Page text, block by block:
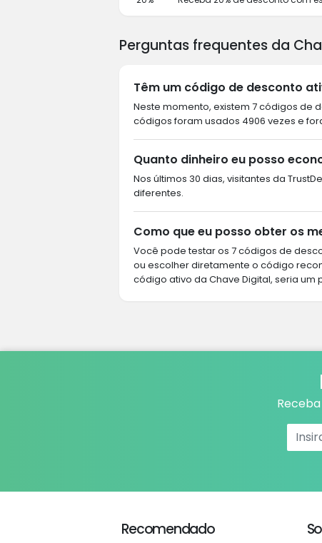
Perguntas frequentes da
Têm um código de desconto
Neste momento, existem 7 códigos de
códigos foram usados 4906 vezes e
Quanto dinheiro eu posso
Nos últimos 30 dias, visitantes da
diferentes.
Como que eu posso obter os
Você pode testar os 7 códigos de
ou escolher diretamente o código
código ativo da Chave Digital, seria um
Recomendado